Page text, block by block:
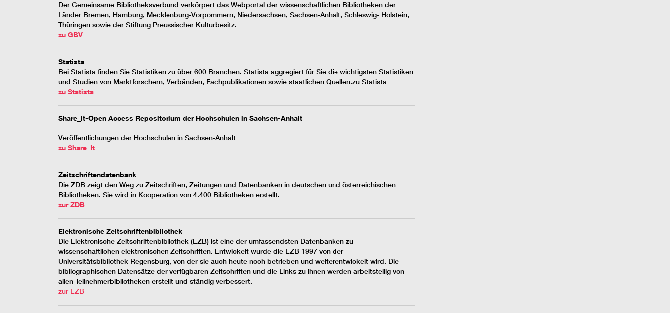
Der Gemeinsame Bibliotheksverbund verkörpert das Webportal der wissenschaftlichen Bibliotheken der
Länder Bremen, Hamburg, Mecklenburg-Vorpommern, Niedersachsen, Sachsen-Anhalt, Schleswig- Holstein,
Thüringen sowie der Stiftung Preussischer Kulturbesitz.
zu GBV
Statista
Bei Statista finden Sie Statistiken zu über 600 Branchen. Statista aggregiert für Sie die wichtigsten Statistiken
und Studien von Marktforschern, Verbänden, Fachpublikationen sowie staatlichen Quellen.zu Statista
zu Statista
Share_it-Open Access Repositorium der Hochschulen in Sachsen-Anhalt
Veröffentlichungen der Hochschulen in Sachsen-Anhalt
zu Share_It
Zeitschriftendatenbank
Die ZDB zeigt den Weg zu Zeitschriften, Zeitungen und Datenbanken in deutschen und österreichischen
Bibliotheken. Sie wird in Kooperation von 4.400 Bibliotheken erstellt.
zur ZDB
Elektronische Zeitschriftenbibliothek
Die Elektronische Zeitschriftenbibliothek (EZB) ist eine der umfassendsten Datenbanken zu
wissenschaftlichen elektronischen Zeitschriften. Entwickelt wurde die EZB 1997 von der
Universitätsbibliothek Regensburg, von der sie auch heute noch betrieben und weiterentwickelt wird. Die
bibliographischen Datensätze der verfügbaren Zeitschriften und die Links zu ihnen werden arbeitsteilig von
allen Teilnehmerbibliotheken erstellt und ständig verbessert.
zur EZB